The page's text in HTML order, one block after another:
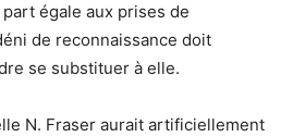
égale aux prises de
de reconnaissance doit
se substituer à elle.
N. Fraser aurait artificiellement